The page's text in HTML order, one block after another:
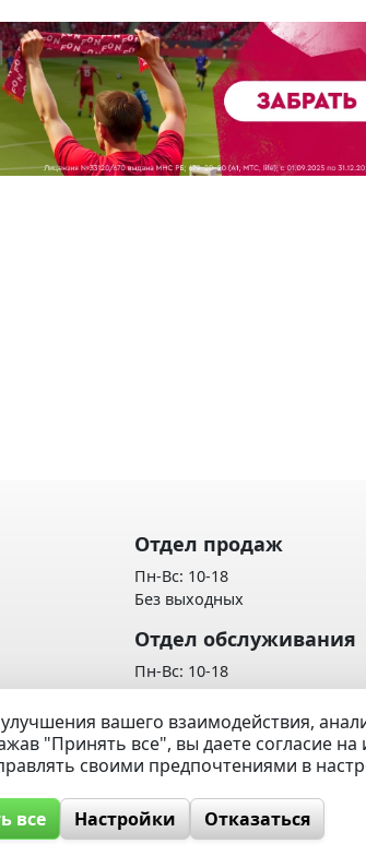
Отдел продаж
Пн-Вс: 10-18
Без выходных
Отдел обслуживания
Пн-Вс: 10-18
Без выходных
Политика обработки
данных
вашего взаимодействия,
"Принять все", вы даете согласие
своими предпочтениями в
все
Настройки Отказаться